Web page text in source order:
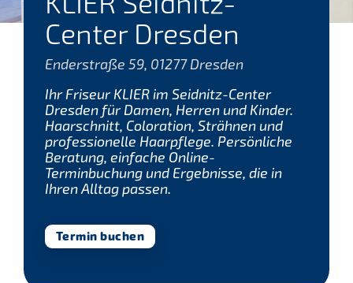
Center Dresden
Enderstraße 59, 01277 Dresden
Ihr Friseur KLIER im Seidnitz-Center
Dresden für Damen, Herren und Kinder.
Haarschnitt, Coloration, Strähnen und
professionelle Haarpflege. Persönliche
Beratung, einfache Online-
Terminbuchung und Ergebnisse, die in
Ihren Alltag passen.
Termin buchen